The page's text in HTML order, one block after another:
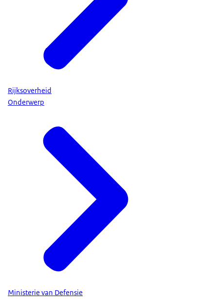
Rijksoverheid
Onderwerp
Ministerie van Defensie